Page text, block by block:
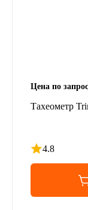
Цена по
Тахеометр
4.8
Рейтинг 4.8 из